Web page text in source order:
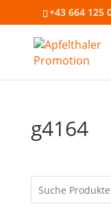
+43 664 125
g4164